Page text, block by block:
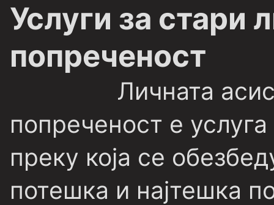
Услуги за стари
попреченост
Личната
попреченост е
преку која се
потешка и најтешка